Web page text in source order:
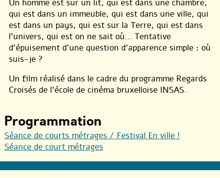
Un homme est sur un lit, qui est dans une chambre,
qui est dans un immeuble, qui est dans une ville, qui
est dans un pays, qui est sur la Terre, qui est dans
l’univers, qui est on ne sait où... Tentative
d’épuisement d’une question d’apparence simple : où
suis-je ?
Un film réalisé dans le cadre du programme Regards
Croisés de l’école de cinéma bruxelloise INSAS.
Programmation
Séance de courts métrages / Festival En ville !
Séance de court métrages